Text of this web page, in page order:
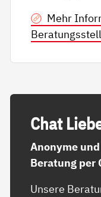
Mehr
Chat
Anonyme
Beratung per
Unsere